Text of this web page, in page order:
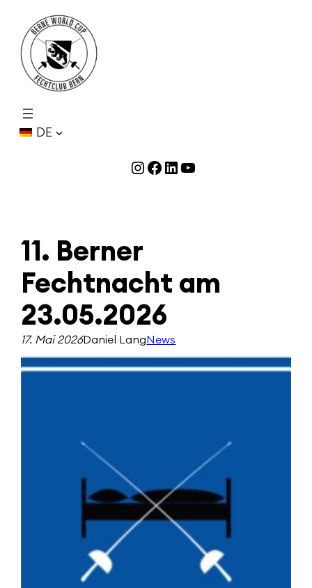
Inhalt
springen
DE
InstagramFacebook LinkedIn YouTube
11. Berner
Fechtnacht am
23.05.2026
17. Mai 2026Daniel LangNews